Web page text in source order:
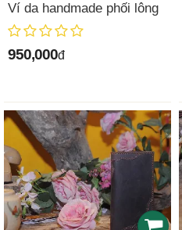
Ví da handmade phối lông
950,000đ